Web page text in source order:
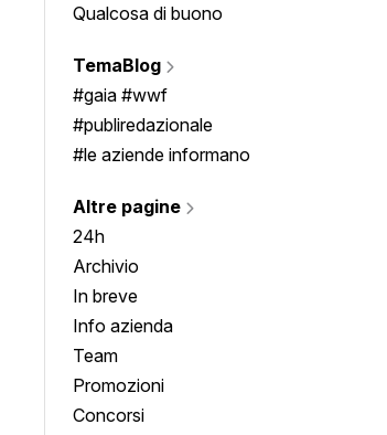
Qualcosa di buono
TemaBlog
#gaia #wwf
#publiredazionale
#le aziende informano
Altre pagine
24h
Archivio
In breve
Info azienda
Team
Promozioni
Concorsi